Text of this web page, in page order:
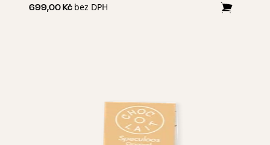
699,00 Kč bez DPH